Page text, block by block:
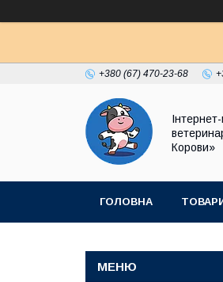
+380 (67) 470-23-68
Корови»
ГОЛОВНА